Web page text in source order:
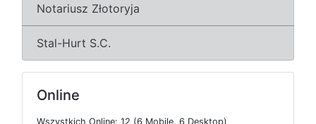
Notariusz Złotoryja
Stal-Hurt S.C.
Online
Wszystkich Online: 12 (6 Mobile, 6 Desktop)